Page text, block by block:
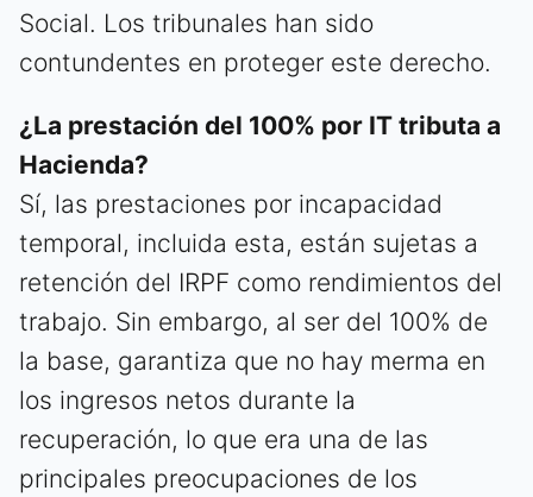
Social. Los tribunales han sido
contundentes en proteger este derecho.
¿La prestación del 100% por IT tributa a
Hacienda?
Sí, las prestaciones por incapacidad
temporal, incluida esta, están sujetas a
retención del IRPF como rendimientos del
trabajo. Sin embargo, al ser del 100% de
la base, garantiza que no hay merma en
los ingresos netos durante la
recuperación, lo que era una de las
principales preocupaciones de los